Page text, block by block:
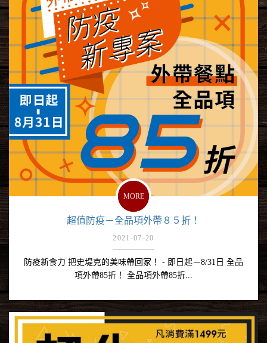
超值防疫－全品項外帶８５折！
2021-07-20
防疫新食力 把史堤克的美味帶回家！ - 即日起－8/31日 全品
項外帶85折！ 全品項外帶85折...
MORE